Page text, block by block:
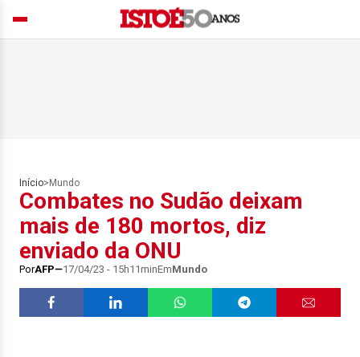
Início> Mundo
Combates no Sudão deixam
mais de 180 mortos, diz
enviado da ONU
PorAFP 17/04/23 - 15h11minEmMundo